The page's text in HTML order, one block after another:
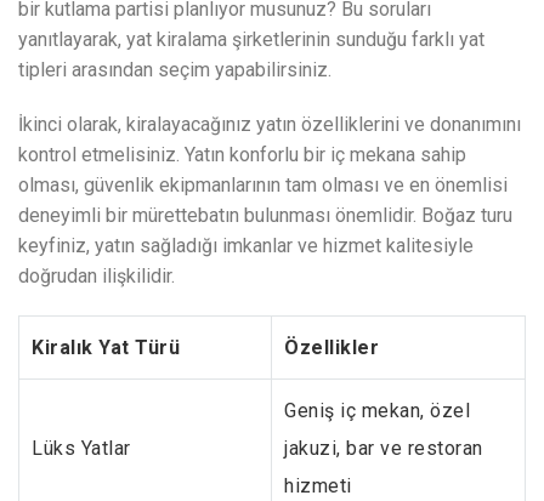
bir kutlama partisi planlıyor musunuz? Bu soruları
yanıtlayarak, yat kiralama şirketlerinin sunduğu farklı yat
tipleri arasından seçim yapabilirsiniz.
İkinci olarak, kiralayacağınız yatın özelliklerini ve donanımını
kontrol etmelisiniz. Yatın konforlu bir iç mekana sahip
olması, güvenlik ekipmanlarının tam olması ve en önemlisi
deneyimli bir mürettebatın bulunması önemlidir. Boğaz turu
keyfiniz, yatın sağladığı imkanlar ve hizmet kalitesiyle
doğrudan ilişkilidir.
Kiralık Yat Türü Özellikler
Lüks Yatlar
Geniş iç mekan, özel
jakuzi, bar ve restoran
hizmeti